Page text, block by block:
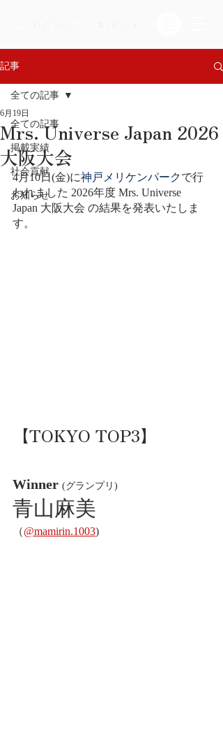
記事
全ての記事
掲載実績
社会貢献
お知らせ
全ての記事
Mrs. Universe Japan 2026
大阪大会
6月19日
4月10日(金)に神戸メリケンパークで行
われました 2026年度 Mrs. Universe
Japan 大阪大会 の結果を発表いたしま
す。
【TOKYO TOP3】
Winner (グランプリ)
青山麻美
（@mamirin.1003)